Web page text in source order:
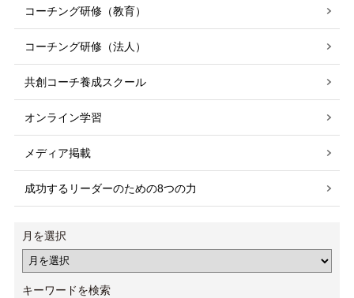
コーチング研修（教育）
コーチング研修（法人）
共創コーチ養成スクール
オンライン学習
メディア掲載
成功するリーダーのための8つの力
月を選択
キーワードを検索